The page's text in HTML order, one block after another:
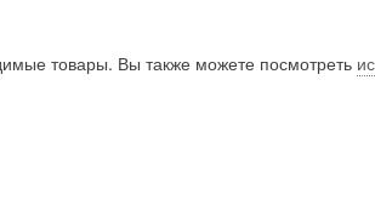
товары. Вы также можете посмотреть